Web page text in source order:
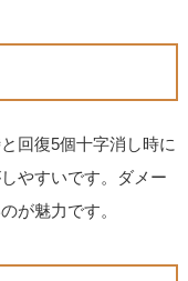
回復5個十字消し時に
やすいです。ダメー
が魅力です。